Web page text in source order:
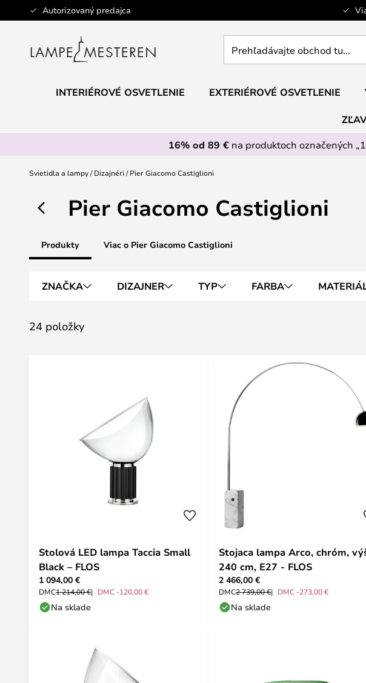
Autorizovaný predajca
Skip
to
obchod
INTERIÉROVÉ OSVETLENIE EXTERIÉROVÉ OSVETLENIE
16% od 89 €na produktoch označených
Svietidla a lampy Dizajnéri Pier Giacomo Castiglioni
Pier Giacomo Castiglioni
Produkty Viac o Pier Giacomo Castiglioni
ZNAČKA DIZAJNER TYP FARBA
24 položky
Stolová LED lampa Taccia Small
Black – FLOS
1 094,00 €
DMC1 214,00 € DMC -120,00 €
Na sklade
Stojaca lampa Arco, chróm,
240 cm, E27 - FLOS
2 466,00 €
DMC2 739,00 € DMC -273,00 €
Na sklade